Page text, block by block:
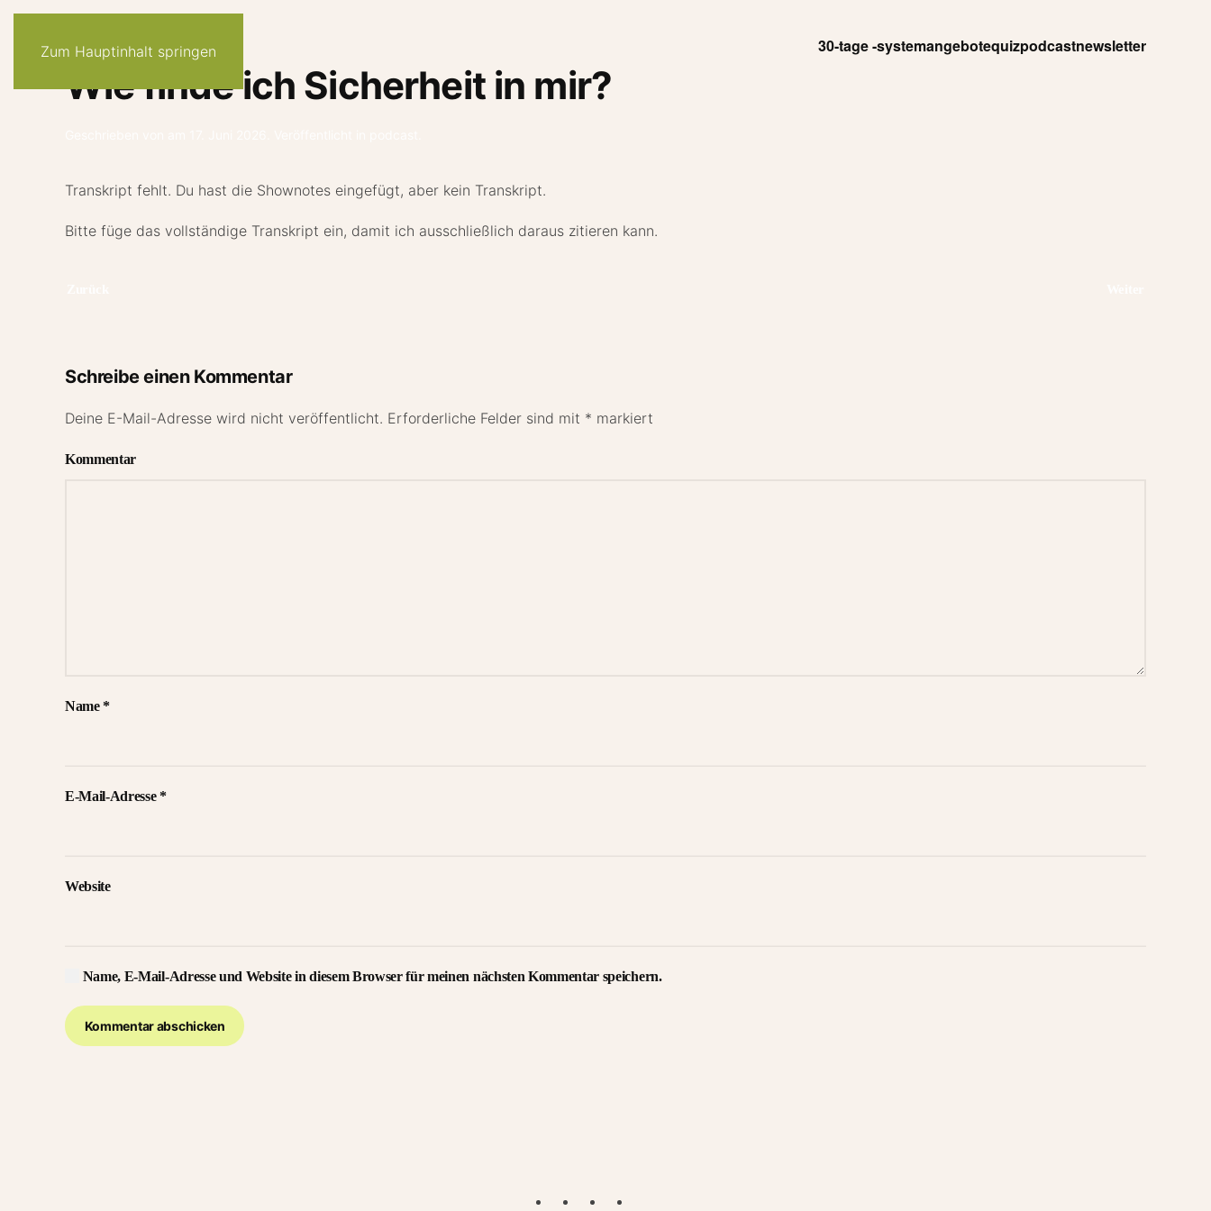
Zum Hauptinhalt springen 30-tage -systemangebotequizpodcastnewsletter
Wie finde ich Sicherheit in mir?
Transkript fehlt. Du hast die Shownotes eingefügt, aber kein Transkript.
Bitte füge das vollständige Transkript ein, damit ich ausschließlich daraus zitieren kann.
Schreibe einen Kommentar
Deine E-Mail-Adresse wird nicht veröffentlicht. Erforderliche Felder sind mit * markiert
Kommentar
Name *
E-Mail-Adresse *
Website
Name, E-Mail-Adresse und Website in diesem Browser für meinen nächsten Kommentar speichern.
Kommentar abschicken